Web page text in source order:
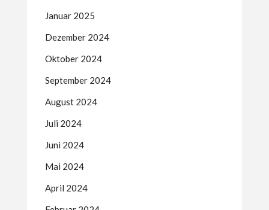
Januar 2025
Dezember 2024
Oktober 2024
September 2024
August 2024
Juli 2024
Juni 2024
Mai 2024
April 2024